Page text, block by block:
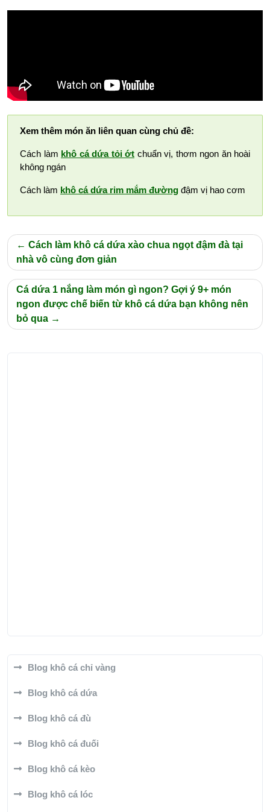
Xem thêm món ăn liên quan cùng chủ đề:
Cách làm khô cá dứa tỏi ớt chuẩn vị, thơm ngon ăn hoài
không ngán
Cách làm khô cá dứa rim mắm đường đậm vị hao cơm
Điều
hướng
bài
viết
Cách làm khô cá dứa xào chua ngọt đậm đà tại
nhà vô cùng đơn giản
Cá dứa 1 nắng làm món gì ngon? Gợi ý 9+ món
ngon được chế biến từ khô cá dứa bạn không nên
bỏ qua
Blog khô cá chỉ vàng
Blog khô cá dứa
Blog khô cá đù
Blog khô cá đuối
Blog khô cá kèo
Blog khô cá lóc